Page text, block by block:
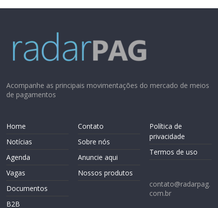
Acompanhe as principais movimentações do mercado de meios
de pagamentos
Home
Notícias
Agenda
Vagas
Documentos
B2B
Contato
Sobre nós
Anuncie aqui
Nossos produtos
Política de
privacidade
Termos de uso
contato@radarpag.
com.br